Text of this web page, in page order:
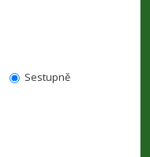
Sestupně